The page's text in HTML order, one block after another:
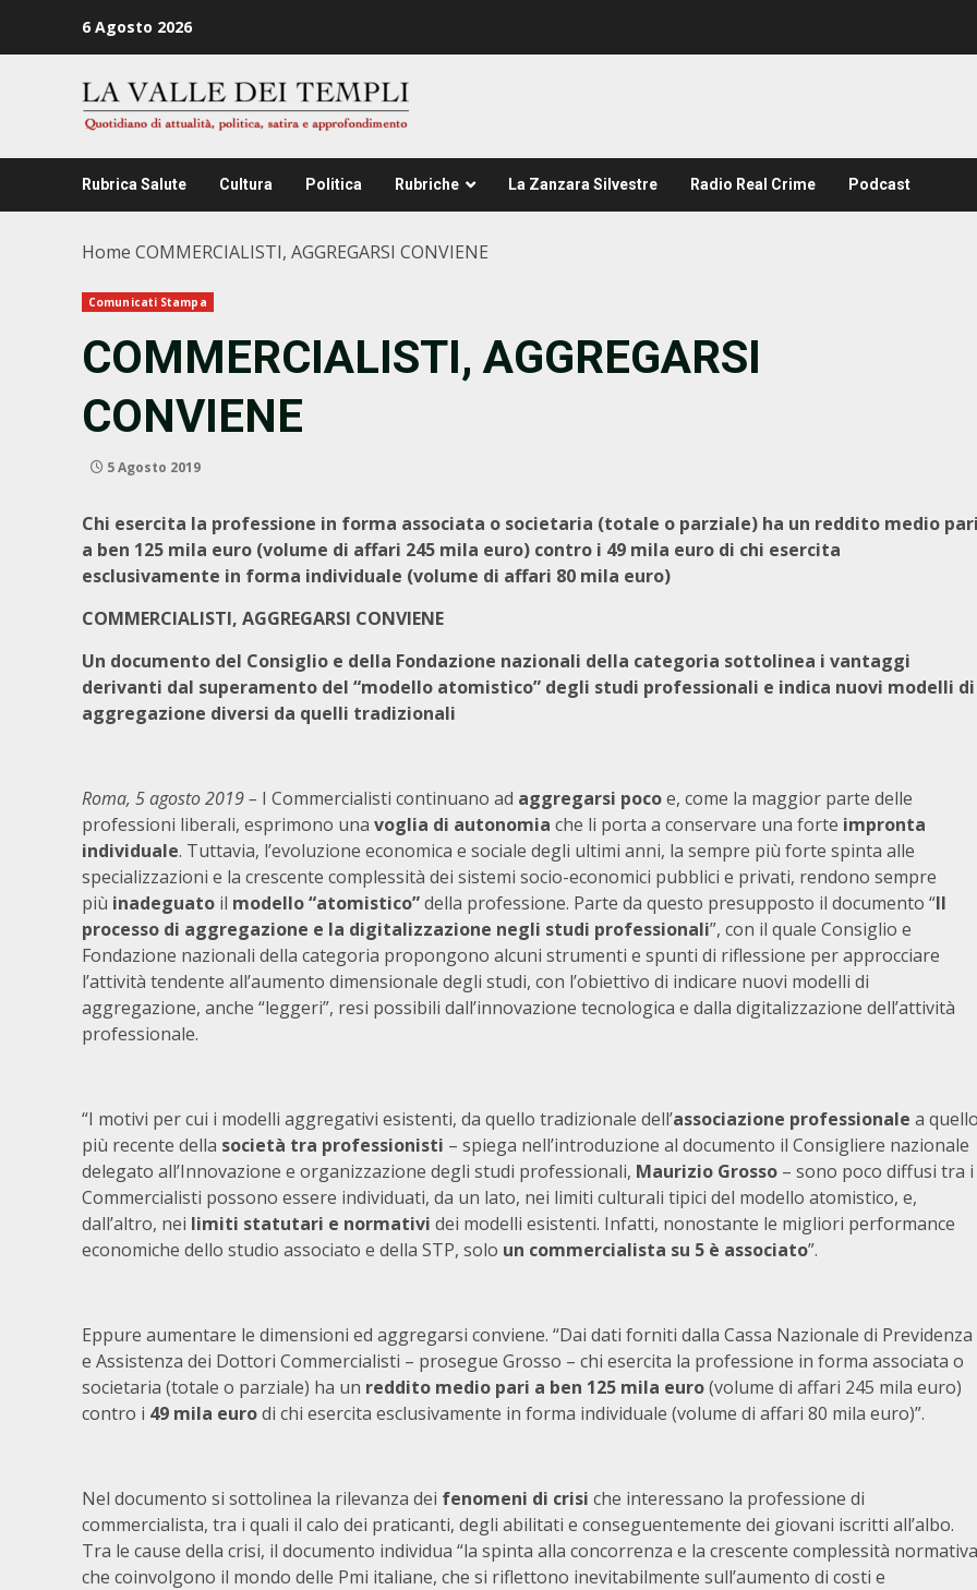
6 Agosto 2026
Rubrica Salute Cultura Politica Rubriche La Zanzara Silvestre Radio Real Crime Podcast
Home COMMERCIALISTI, AGGREGARSI CONVIENE
Comunicati Stampa
COMMERCIALISTI, AGGREGARSI
CONVIENE
5 Agosto 2019
Chi esercita la professione in forma associata o societaria (totale o parziale) ha un reddito medio
a ben 125 mila euro (volume di affari 245 mila euro) contro i 49 mila euro di chi esercita
esclusivamente in forma individuale (volume di affari 80 mila euro)
COMMERCIALISTI, AGGREGARSI CONVIENE
Un documento del Consiglio e della Fondazione nazionali della categoria sottolinea i vantaggi
derivanti dal superamento del “modello atomistico” degli studi professionali e indica nuovi modelli di
aggregazione diversi da quelli tradizionali
Roma, 5 agosto 2019 – I Commercialisti continuano ad aggregarsi pocoe, come la maggior parte delle
professioni liberali, esprimono una voglia di autonomia che li porta a conservare una forte impronta
individuale. Tuttavia, l’evoluzione economica e sociale degli ultimi anni, la sempre più forte spinta alle
specializzazioni e la crescente complessità dei sistemi socio-economici pubblici e privati, rendono sempre
più inadeguato il modello “atomistico”della professione. Parte da questo presupposto il documento “Il
processo di aggregazione e la digitalizzazione negli studi professionali”, con il quale Consiglio e
Fondazione nazionali della categoria propongono alcuni strumenti e spunti di riflessione per approcciare
l’attività tendente all’aumento dimensionale degli studi, con l’obiettivo di indicare nuovi modelli di
aggregazione, anche “leggeri”, resi possibili dall’innovazione tecnologica e dalla digitalizzazione dell’attività
professionale.
“I motivi per cui i modelli aggregativi esistenti, da quello tradizionale dell’associazione professionale a
più recente della società tra professionisti – spiega nell’introduzione al documento il Consigliere nazionale
delegato all’Innovazione e organizzazione degli studi professionali, Maurizio Grosso – sono poco diffusi tra i
Commercialisti possono essere individuati, da un lato, nei limiti culturali tipici del modello atomistico, e,
dall’altro, nei limiti statutari e normativi dei modelli esistenti. Infatti, nonostante le migliori performance
economiche dello studio associato e della STP, solo un commercialista su 5 è associato”.
Eppure aumentare le dimensioni ed aggregarsi conviene. “Dai dati forniti dalla Cassa Nazionale di Previdenza
e Assistenza dei Dottori Commercialisti – prosegue Grosso – chi esercita la professione in forma associata o
societaria (totale o parziale) ha un reddito medio pari a ben 125 mila euro(volume di affari 245 mila euro)
contro i 49 mila eurodi chi esercita esclusivamente in forma individuale (volume di affari 80 mila euro)”.
Nel documento si sottolinea la rilevanza dei fenomeni di crisi che interessano la professione di
commercialista, tra i quali il calo dei praticanti, degli abilitati e conseguentemente dei giovani iscritti all’albo.
Tra le cause della crisi, il documento individua “la spinta alla concorrenza e la crescente complessità normativa
che coinvolgono il mondo delle Pmi italiane, che si riflettono inevitabilmente sull’aumento di costi e